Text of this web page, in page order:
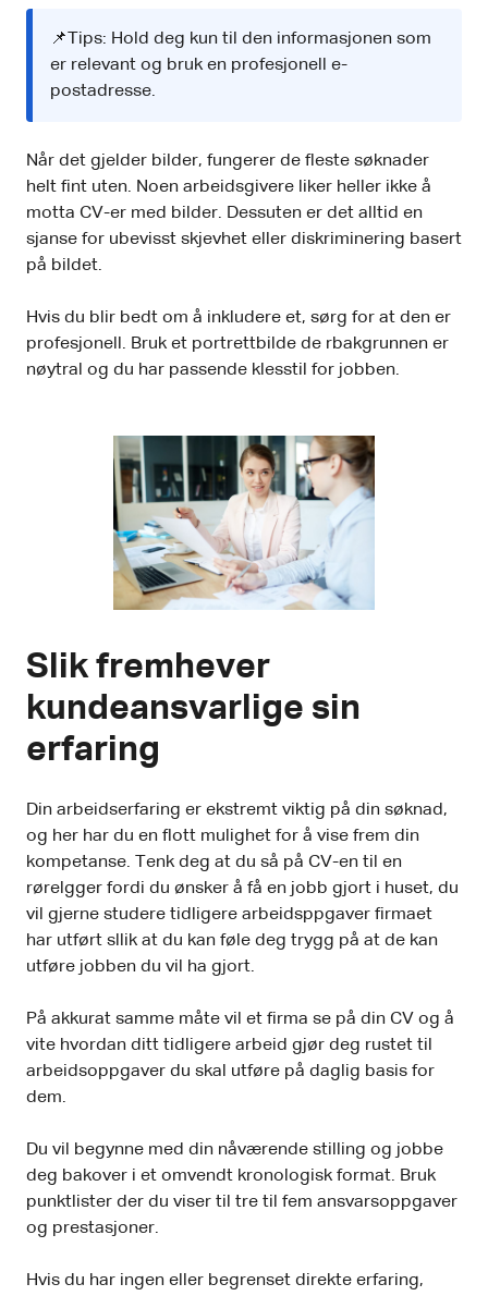
📌Tips: Hold deg kun til den informasjonen som
er relevant og bruk en profesjonell e-
postadresse.
Når det gjelder bilder, fungerer de fleste søknader
helt fint uten. Noen arbeidsgivere liker heller ikke å
motta CV-er med bilder. Dessuten er det alltid en
sjanse for ubevisst skjevhet eller diskriminering basert
på bildet.
Hvis du blir bedt om å inkludere et, sørg for at den er
profesjonell. Bruk et portrettbilde de rbakgrunnen er
nøytral og du har passende klesstil for jobben.
Slik fremhever
kundeansvarlige sin
erfaring
Din arbeidserfaring er ekstremt viktig på din søknad,
og her har du en flott mulighet for å vise frem din
kompetanse. Tenk deg at du så på CV-en til en
rørelgger fordi du ønsker å få en jobb gjort i huset, du
vil gjerne studere tidligere arbeidsppgaver firmaet
har utført sllik at du kan føle deg trygg på at de kan
utføre jobben du vil ha gjort.
På akkurat samme måte vil et firma se på din CV og å
vite hvordan ditt tidligere arbeid gjør deg rustet til
arbeidsoppgaver du skal utføre på daglig basis for
dem.
Du vil begynne med din nåværende stilling og jobbe
deg bakover i et omvendt kronologisk format. Bruk
punktlister der du viser til tre til fem ansvarsoppgaver
og prestasjoner.
Hvis du har ingen eller begrenset direkte erfaring,